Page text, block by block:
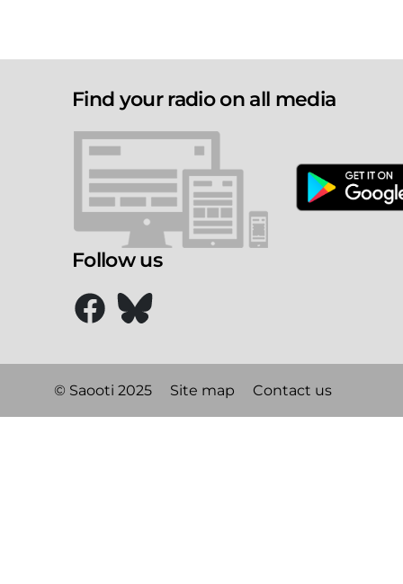
Find your radio on all media
Follow us
© Saooti 2025 Site map Contact us